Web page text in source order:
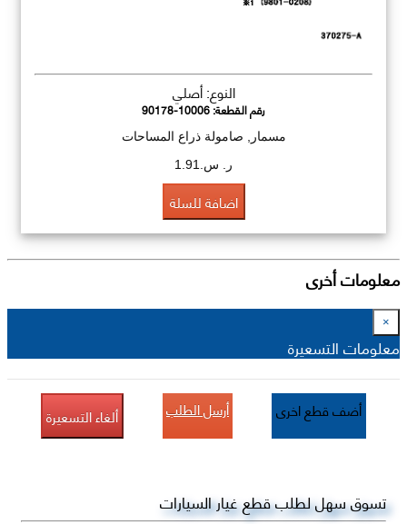
النوع: أصلي
رقم القطعة:90178-10006
مسمار, صامولة ذراع المساحات
ر. س.1.91
اضافة للسلة
معلومات أخرى
×
معلومات التسعيرة
أضف قطع اخرى أرسل الطلب ألغاء التسعيرة
تسوق سهل لطلب قطع غيار السيارات